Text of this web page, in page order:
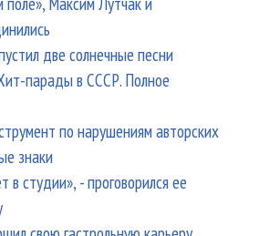
две солнечные песни
парады в СССР. Полное
по нарушениям авторских
знаки
в студии», - проговорился ее